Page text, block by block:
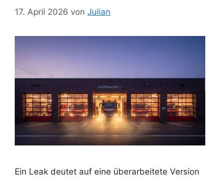
17. April 2026 von Julian
Ein Leak deutet auf eine überarbeitete Version